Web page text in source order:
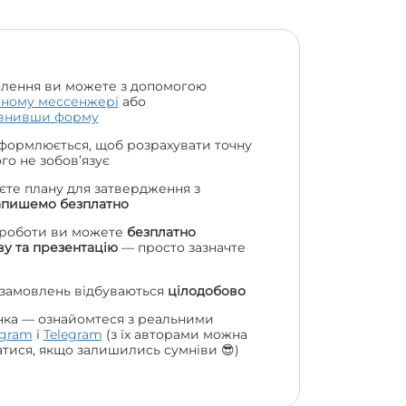
ви можете з допомогою
мессенжері або
форму
щоб розрахувати точну
не зобов’язує
плану для затвердження з
безплатно
ви можете безплатно
та презентацію— просто зазначте
відбуваються цілодобово
— ознайомтеся з реальними
і Telegram (з їх авторами можна
якщо залишились сумніви 😎)